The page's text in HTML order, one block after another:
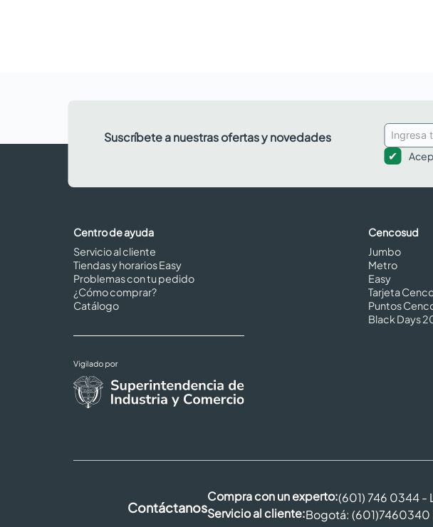
Suscríbete a nuestras ofertas y novedades
Centro de ayuda
Servicio al cliente
Tiendas y horarios Easy
Problemas con tu pedido
¿Cómo comprar?
Catálogo
Cencosud
Jumbo
Metro
Easy
Tarjeta
Puntos
Black Days
Contáctanos
Compra con un experto:(601) 746 0344
Servicio al cliente:Bogotá: (601)7460340